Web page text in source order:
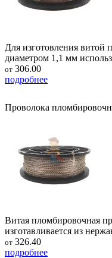
Для изготовления витой
диаметром 1,1 мм
от 306.00
подробнее
Проволока
Витая пломбировочная
изготавливается из
от 326.40
подробнее